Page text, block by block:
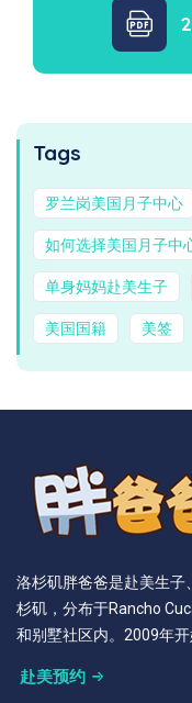
Tags
罗兰岗美国月子中心
如何选择美国月子中
单身妈妈赴美生子
美国国籍 美签
洛杉矶胖爸爸是赴美生
杉矶，分布于Rancho
和别墅社区内。2009年
赴美预约